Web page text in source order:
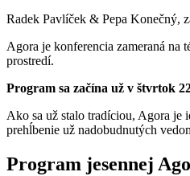
Radek Pavlíček & Pepa Konečný,
Agora je konferencia zameraná
prostredí.
Program sa začína už v štvrtok
Ako sa už stalo tradíciou, Agora je
prehĺbenie už nadobudnutých
Program jesennej